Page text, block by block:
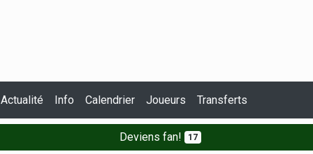
Actualité Info Calendrier Joueurs Transferts
Deviens fan! 17